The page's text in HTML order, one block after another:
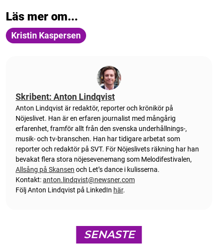
Läs mer om...
Kristin Kaspersen
Skribent: Anton Lindqvist
Anton Lindqvist är redaktör, reporter och krönikör på
Nöjeslivet. Han är en erfaren journalist med mångårig
erfarenhet, framför allt från den svenska underhållnings-,
musik- och tv-branschen. Han har tidigare arbetat som
reporter och redaktör på SVT. För Nöjeslivets räkning har han
bevakat flera stora nöjesevenemang som Melodifestivalen,
Allsång på Skansen och Let’s dance i kulisserna.
Kontakt:anton.lindqvist@newsner.com
Följ Anton Lindqvist på LinkedIn här.
SENASTE